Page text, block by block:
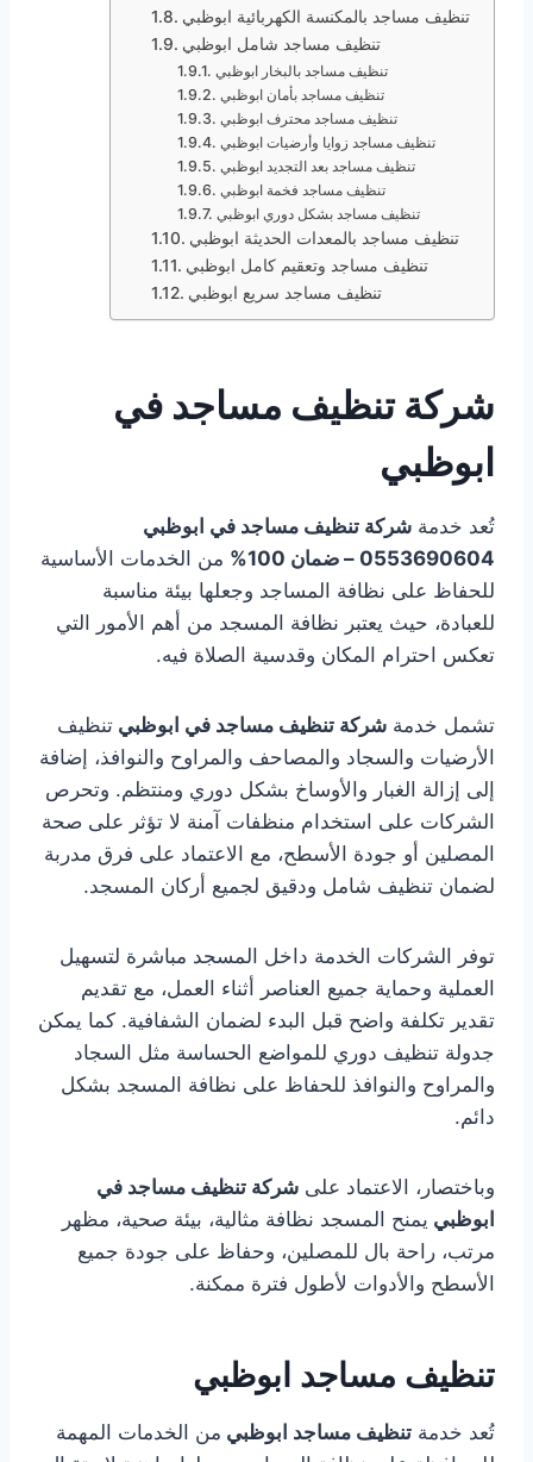
تنظيف مساجد بالمكنسة الكهربائية ابوظبي
تنظيف مساجد شامل ابوظبي
تنظيف مساجد بالبخار ابوظبي
تنظيف مساجد بأمان ابوظبي
تنظيف مساجد محترف ابوظبي
تنظيف مساجد زوايا وأرضيات ابوظبي
تنظيف مساجد بعد التجديد ابوظبي
تنظيف مساجد فخمة ابوظبي
تنظيف مساجد بشكل دوري ابوظبي
تنظيف مساجد بالمعدات الحديثة ابوظبي
تنظيف مساجد وتعقيم كامل ابوظبي
تنظيف مساجد سريع ابوظبي
شركة تنظيف مساجد في
ابوظبي
تُعد خدمة شركة تنظيف مساجد في ابوظبي
0553690604 – ضمان 100%
من الخدمات الأساسية
للحفاظ على نظافة المساجد وجعلها بيئة مناسبة
للعبادة، حيث يعتبر نظافة المسجد من أهم الأمور التي
تعكس احترام المكان وقدسية الصلاة فيه.
تشمل خدمة شركة تنظيف مساجد في ابوظبي تنظيف
الأرضيات والسجاد والمصاحف والمراوح والنوافذ، إضافة
إلى إزالة الغبار والأوساخ بشكل دوري ومنتظم. وتحرص
الشركات على استخدام منظفات آمنة لا تؤثر على صحة
المصلين أو جودة الأسطح، مع الاعتماد على فرق مدربة
لضمان تنظيف شامل ودقيق لجميع أركان المسجد.
توفر الشركات الخدمة داخل المسجد مباشرة لتسهيل
العملية وحماية جميع العناصر أثناء العمل، مع تقديم
تقدير تكلفة واضح قبل البدء لضمان الشفافية. كما يمكن
جدولة تنظيف دوري للمواضع الحساسة مثل السجاد
والمراوح والنوافذ للحفاظ على نظافة المسجد بشكل
دائم.
وباختصار، الاعتماد على شركة تنظيف مساجد في
ابوظبي يمنح المسجد نظافة مثالية، بيئة صحية، مظهر
مرتب، راحة بال للمصلين، وحفاظ على جودة جميع
الأسطح والأدوات لأطول فترة ممكنة.
تنظيف مساجد ابوظبي
تُعد خدمة تنظيف مساجد ابوظبي من الخدمات المهمة